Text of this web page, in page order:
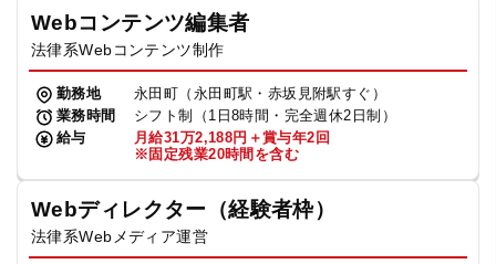
Webコンテンツ編集者
法律系Webコンテンツ制作
勤務地
永田町（永田町駅・赤坂見附駅すぐ）
業務時間
シフト制（1日8時間・完全週休2日制）
給与
月給31万2,188円＋賞与年2回
※固定残業20時間を含む
Webディレクター（経験者枠）
法律系Webメディア運営